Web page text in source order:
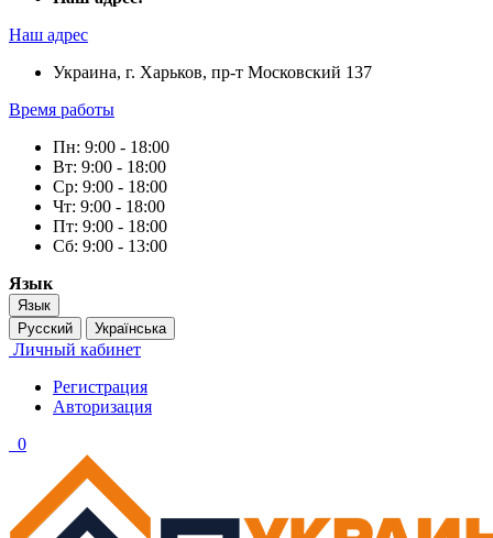
Наш адрес
Украина, г. Харьков, пр-т Московский 137
Время работы
Пн: 9:00 - 18:00
Вт: 9:00 - 18:00
Ср: 9:00 - 18:00
Чт: 9:00 - 18:00
Пт: 9:00 - 18:00
Сб: 9:00 - 13:00
Язык
Язык
Русский
Українська
Личный кабинет
Регистрация
Авторизация
0